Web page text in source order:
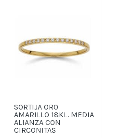
SORTIJA ORO
AMARILLO 18KL. MEDIA
ALIANZA CON
CIRCONITAS